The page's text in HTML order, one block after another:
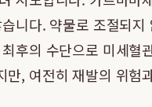
니다. 약물로 조절되
후의 수단으로 미세
, 여전히 재발의 위